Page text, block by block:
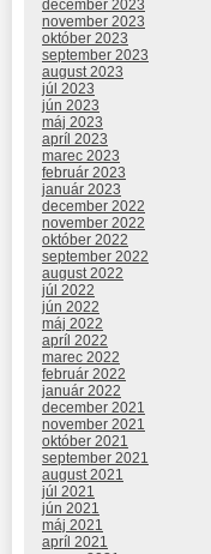
december 2023
november 2023
október 2023
september 2023
august 2023
júl 2023
jún 2023
máj 2023
apríl 2023
marec 2023
február 2023
január 2023
december 2022
november 2022
október 2022
september 2022
august 2022
júl 2022
jún 2022
máj 2022
apríl 2022
marec 2022
február 2022
január 2022
december 2021
november 2021
október 2021
september 2021
august 2021
júl 2021
jún 2021
máj 2021
apríl 2021